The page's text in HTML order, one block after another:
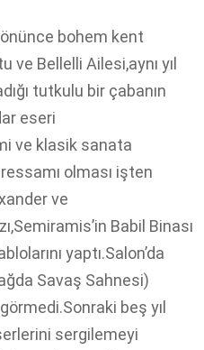
bohem kent
Bellelli Ailesi,aynı yıl
tutkulu bir çabanın
eseri
ve klasik sanata
olması işten
ve
Babil Binası
yaptı.Salon’da
Savaş Sahnesi)
beş yıl
sergilemeyi